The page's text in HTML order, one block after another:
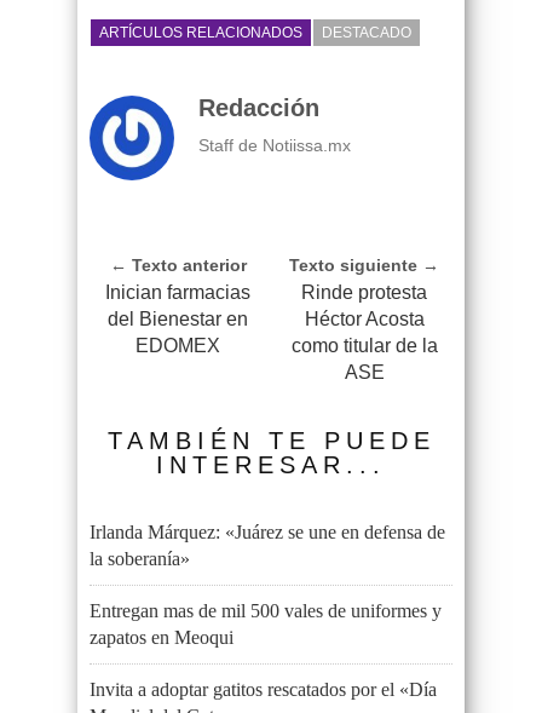
ARTÍCULOS RELACIONADOS DESTACADO
Redacción
Staff de Notiissa.mx
← Texto anterior
Inician farmacias
del Bienestar en
EDOMEX
Texto siguiente →
Rinde protesta
Héctor Acosta
como titular de la
ASE
TAMBIÉN TE PUEDE
INTERESAR...
Irlanda Márquez: «Juárez se une en defensa de
la soberanía»
Entregan mas de mil 500 vales de uniformes y
zapatos en Meoqui
Invita a adoptar gatitos rescatados por el «Día